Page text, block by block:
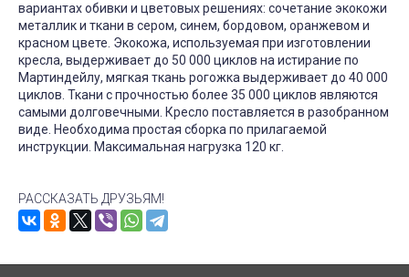
вариантах обивки и цветовых решениях: сочетание экокожи
металлик и ткани в сером, синем, бордовом, оранжевом и
красном цвете. Экокожа, используемая при изготовлении
кресла, выдерживает до 50 000 циклов на истирание по
Мартиндейлу, мягкая ткань рогожка выдерживает до 40 000
циклов. Ткани с прочностью более 35 000 циклов являются
самыми долговечными. Кресло поставляется в разобранном
виде. Необходима простая сборка по прилагаемой
инструкции. Максимальная нагрузка 120 кг.
РАССКАЗАТЬ ДРУЗЬЯМ!